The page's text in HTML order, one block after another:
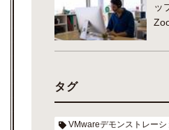
ッ
タグ
VMwareデモンストレーシ